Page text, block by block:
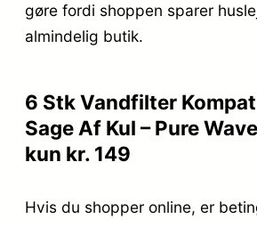
gøre fordi shoppen sparer
almindelig butik.
6 Stk Vandfilter
Sage Af Kul – Pure
kun kr. 149
Hvis du shopper online, er